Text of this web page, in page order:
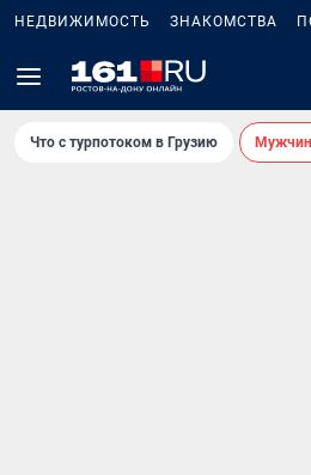
НЕДВИЖИМОСТЬ ЗНАКОМСТВА
Что с турпотоком в Грузию